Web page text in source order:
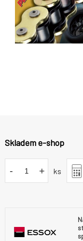
Skladem e-shop
- + ks